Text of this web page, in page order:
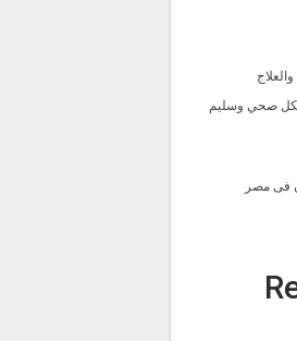
صحي وسليم
فى مصر